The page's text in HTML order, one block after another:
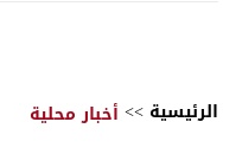
الرئيسية >> أخبار محلية